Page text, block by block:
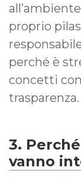
proprio
perché è
concetti
trasparenza.
3.
vanno